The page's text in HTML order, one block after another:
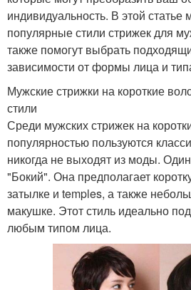
индивидуальность. В этой
популярные стили стрижек для
также помогут выбрать
зависимости от формы лица и
Мужские стрижки на короткие
стили
Среди мужских стрижек на
популярностью пользуются
никогда не выходят из моды.
"Бокий". Она предполагает
затылке и temples, а также
макушке. Этот стиль идеально
любым типом лица.